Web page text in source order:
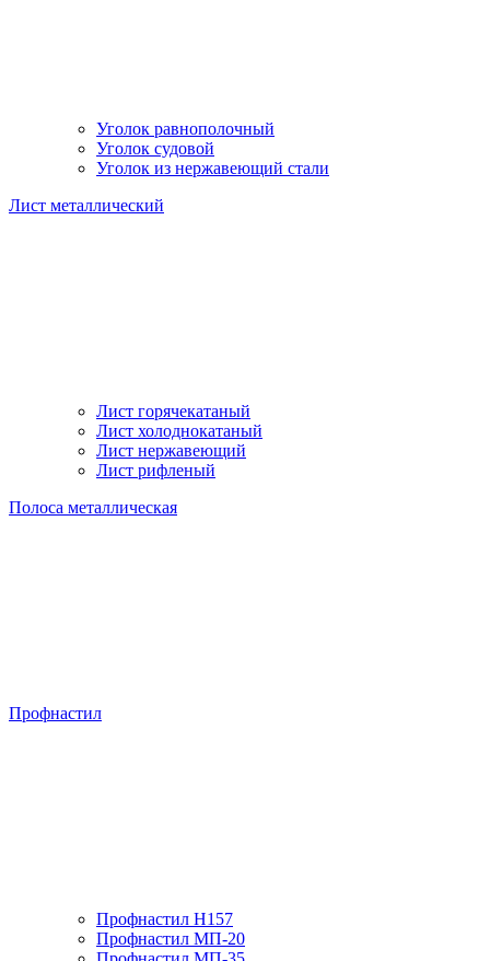
Уголок равнополочный
Уголок судовой
Уголок из нержавеющий стали
Лист металлический
Лист горячекатаный
Лист холоднокатаный
Лист нержавеющий
Лист рифленый
Полоса металлическая
Профнастил
Профнастил H157
Профнастил МП-20